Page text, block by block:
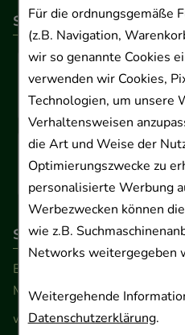
Für die ordnungsgemäße
(z.B. Navigation,
wir so genannte Cookies
verwenden wir Cookies,
Technologien, um unsere
Verhaltensweisen
die Art und Weise der
Optimierungszwecke zu
personalisierte Werbung
Werbezwecken können
wie z.B.
Networks weitergegeben
Weitergehende
Datenschutzerklärung.
So können Sie bezahlen
So erreichen Sie uns
Beratung und Kundenservice:
Montag - Freitag von 9.00
www.ApoSalis.de· E-Mail: